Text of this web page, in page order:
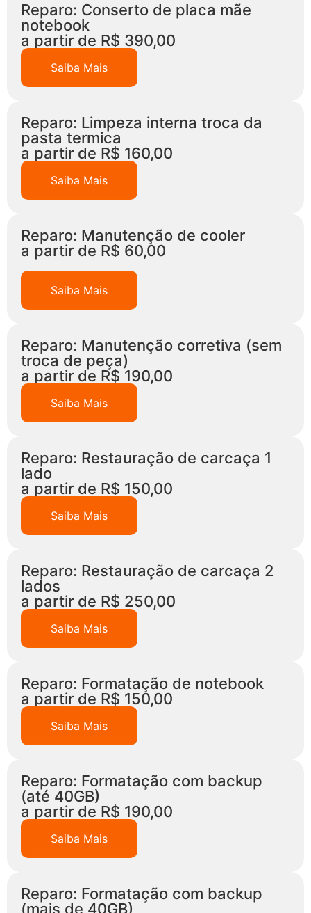
Reparo: Conserto de placa mãe
notebook
a partir de R$ 390,00
Saiba Mais
Reparo: Limpeza interna troca da
pasta termica
a partir de R$ 160,00
Saiba Mais
Reparo: Manutenção de cooler
a partir de R$ 60,00
Saiba Mais
Reparo: Manutenção corretiva (sem
troca de peça)
a partir de R$ 190,00
Saiba Mais
Reparo: Restauração de carcaça 1
lado
a partir de R$ 150,00
Saiba Mais
Reparo: Restauração de carcaça 2
lados
a partir de R$ 250,00
Saiba Mais
Reparo: Formatação de notebook
a partir de R$ 150,00
Saiba Mais
Reparo: Formatação com backup
(até 40GB)
a partir de R$ 190,00
Saiba Mais
Reparo: Formatação com backup
(mais de 40GB)